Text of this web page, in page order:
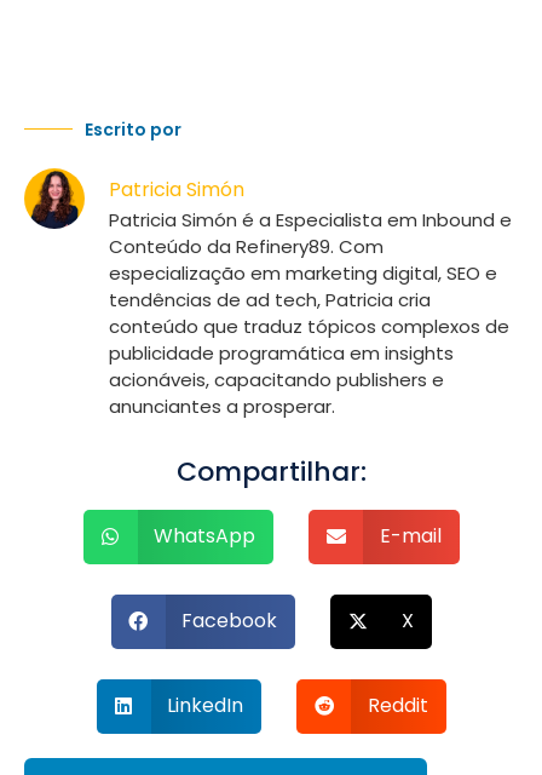
Escrito por
Patricia Simón
Patricia Simón é a Especialista em Inbound e
Conteúdo da Refinery89. Com
especialização em marketing digital, SEO e
tendências de ad tech, Patricia cria
conteúdo que traduz tópicos complexos de
publicidade programática em insights
acionáveis, capacitando publishers e
anunciantes a prosperar.
Compartilhar:
WhatsApp E-mail
Facebook X
LinkedIn Reddit